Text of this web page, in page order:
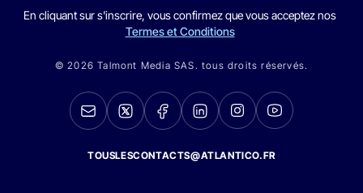
En cliquant sur s'inscrire, vous confirmez que vous acceptez nos
Termes et Conditions
© 2026 Talmont Media SAS. tous droits réservés.
TOUSLESCONTACTS@ATLANTICO.FR